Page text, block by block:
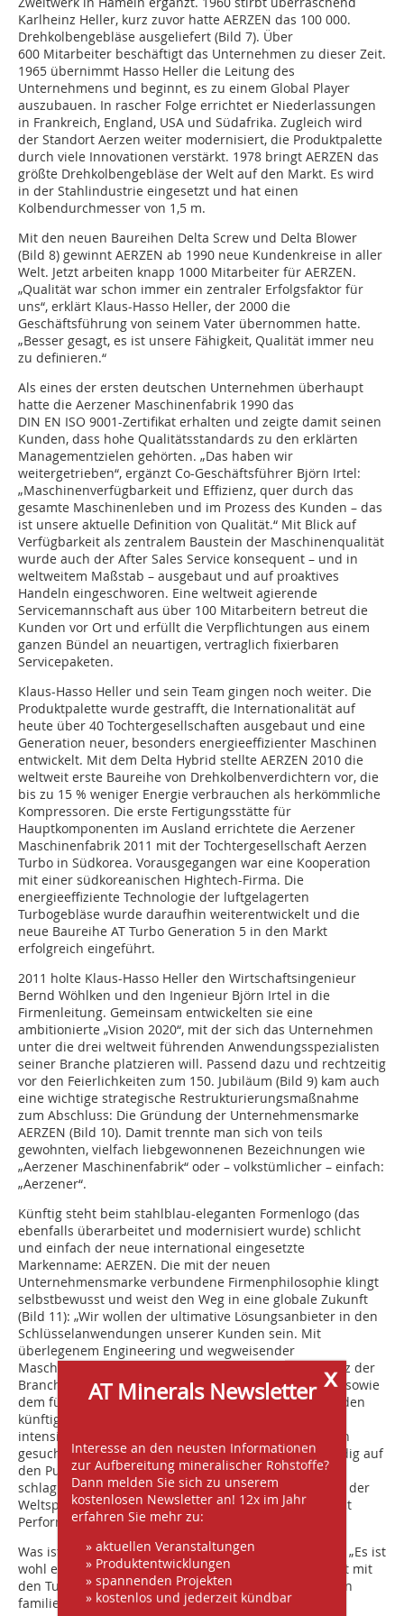
Karlheinz Heller, kurz zuvor hatte AERZEN das 100 000.
Drehkolbengebläse ausgeliefert (Bild 7). Über
600 Mitarbeiter beschäftigt das Unternehmen zu dieser Zeit.
1965 übernimmt Hasso Heller die Leitung des
Unternehmens und beginnt, es zu einem Global Player
auszubauen. In rascher Folge errichtet er Niederlassungen
in Frankreich, England, USA und Südafrika. Zugleich wird
der Standort Aerzen weiter modernisiert, die Produktpalette
durch viele Innovationen verstärkt. 1978 bringt AERZEN das
größte Drehkolbengebläse der Welt auf den Markt. Es wird
in der Stahlindustrie eingesetzt und hat einen
Kolbendurchmesser von 1,5 m.
Mit den neuen Baureihen Delta Screw und Delta Blower
(Bild 8) gewinnt AERZEN ab 1990 neue Kundenkreise in aller
Welt. Jetzt arbeiten knapp 1000 Mitarbeiter für AERZEN.
„Qualität war schon immer ein zentraler Erfolgsfaktor für
uns“, erklärt Klaus-Hasso Heller, der 2000 die
Geschäftsführung von seinem Vater übernommen hatte.
„Besser gesagt, es ist unsere Fähigkeit, Qualität immer neu
zu definieren.“
Als eines der ersten deutschen Unternehmen überhaupt
hatte die Aerzener Maschinenfabrik 1990 das
DIN EN ISO 9001-Zertifikat erhalten und zeigte damit seinen
Kunden, dass hohe Qualitätsstandards zu den erklärten
Managementzielen gehörten. „Das haben wir
weitergetrieben“, ergänzt Co-Geschäftsführer Björn Irtel:
„Maschinenverfügbarkeit und Effizienz, quer durch das
gesamte Maschinenleben und im Prozess des Kunden – das
ist unsere aktuelle Definition von Qualität.“ Mit Blick auf
Verfügbarkeit als zentralem Baustein der Maschinenqualität
wurde auch der After Sales Service konsequent – und in
weltweitem Maßstab – ausgebaut und auf proaktives
Handeln eingeschworen. Eine weltweit agierende
Servicemannschaft aus über 100 Mitarbeitern betreut die
Kunden vor Ort und erfüllt die Verpflichtungen aus einem
ganzen Bündel an neuartigen, vertraglich fixierbaren
Servicepaketen.
Klaus-Hasso Heller und sein Team gingen noch weiter. Die
Produktpalette wurde gestrafft, die Internationalität auf
heute über 40 Tochtergesellschaften ausgebaut und eine
Generation neuer, besonders energieeffizienter Maschinen
entwickelt. Mit dem Delta Hybrid stellte AERZEN 2010 die
weltweit erste Baureihe von Drehkolbenverdichtern vor, die
bis zu 15 % weniger Energie verbrauchen als herkömmliche
Kompressoren. Die erste Fertigungsstätte für
Hauptkomponenten im Ausland errichtete die Aerzener
Maschinenfabrik 2011 mit der Tochtergesellschaft Aerzen
Turbo in Südkorea. Vorausgegangen war eine Kooperation
mit einer südkoreanischen Hightech-Firma. Die
energieeffiziente Technologie der luftgelagerten
Turbogebläse wurde daraufhin weiterentwickelt und die
neue Baureihe AT Turbo Generation 5 in den Markt
erfolgreich eingeführt.
2011 holte Klaus-Hasso Heller den Wirtschaftsingenieur
Bernd Wöhlken und den Ingenieur Björn Irtel in die
Firmenleitung. Gemeinsam entwickelten sie eine
ambitionierte „Vision 2020“, mit der sich das Unternehmen
unter die drei weltweit führenden Anwendungsspezialisten
seiner Branche platzieren will. Passend dazu und rechtzeitig
vor den Feierlichkeiten zum 150. Jubiläum (Bild 9) kam auch
eine wichtige strategische Restrukturierungsmaßnahme
zum Abschluss: Die Gründung der Unternehmensmarke
AERZEN (Bild 10). Damit trennte man sich von teils
gewohnten, vielfach liebgewonnenen Bezeichnungen wie
„Aerzener Maschinenfabrik“ oder – volkstümlicher – einfach:
„Aerzener“.
Künftig steht beim stahlblau-eleganten Formenlogo (das
ebenfalls überarbeitet und modernisiert wurde) schlicht
und einfach der neue international eingesetzte
Markenname: AERZEN. Die mit der neuen
Unternehmensmarke verbundene Firmenphilosophie klingt
selbstbewusst und weist den Weg in eine globale Zukunft
(Bild 11): „Wir wollen der ultimative Lösungsanbieter in den
Schlüsselanwendungen unserer Kunden sein. Mit
überlegenem Engineering und wegweisender
Maschinenqualität. Mit dem größten Erfahrungsschatz der
Branche, dem kundenfreundlichsten Service weltweit sowie
dem führenden Innovationspotenzial im Hinblick auf den
künftigen Erfolgsfaktor – Energieeffizienz.“ Lange und
intensiv hat das AERZEN Marketing nach einem Slogan
gesucht, der die Unternehmensleitlinie kurz und bündig auf
den Punkt bringen sollte. Verblüffend einfach und
schlagkräftig die neue Losung, die AERZEN bewusst in der
Weltsprache Englisch klar zum Ausdruck bringt: Expect
Performance.
Was ist das Erfolgsgeheimnis von 150 Jahren AERZEN? „Es ist
wohl ein ganz spezieller Mix aus Erfindergeist, gepaart mit
den Tugenden und der Unabhängigkeit, wie sie nur ein
familiengeführtes Unternehmen aufweisen kann. Und
x
AT Minerals Newsletter
Interesse an den neusten Informationen
zur Aufbereitung mineralischer Rohstoffe?
Dann melden Sie sich zu unserem
kostenlosen Newsletter an! 12x im Jahr
erfahren Sie mehr zu:
» aktuellen Veranstaltungen
» Produktentwicklungen
» spannenden Projekten
» kostenlos und jederzeit kündbar